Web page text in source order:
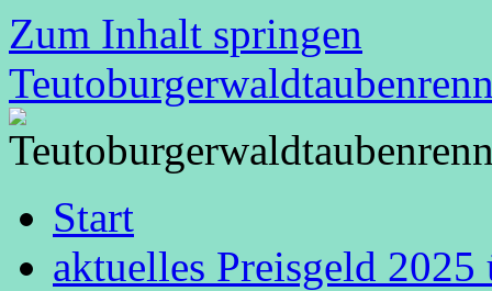
Zum Inhalt springen
Start
aktuelles Preisgeld